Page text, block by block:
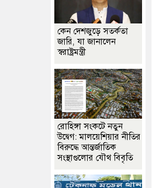
কেন দেশজুড়ে সতর্কতা
জারি, যা জানালেন
স্বরাষ্ট্রমন্ত্রী
রোহিঙ্গা সংকটে নতুন
উদ্বেগ: মালয়েশিয়ার নীতির
বিরুদ্ধে আন্তর্জাতিক
সংস্থাগুলোর যৌথ বিবৃতি